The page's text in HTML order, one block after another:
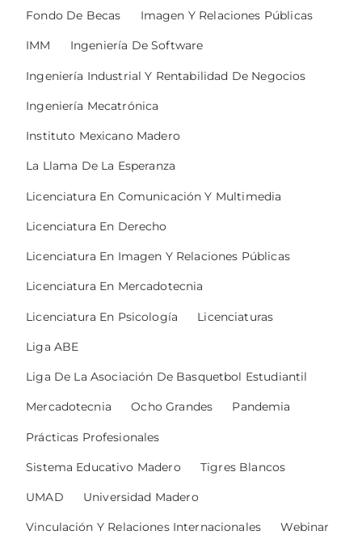
Fondo De Becas Imagen Y Relaciones Públicas
IMM Ingeniería De Software
Ingeniería Industrial Y Rentabilidad De Negocios
Ingeniería Mecatrónica
Instituto Mexicano Madero
La Llama De La Esperanza
Licenciatura En Comunicación Y Multimedia
Licenciatura En Derecho
Licenciatura En Imagen Y Relaciones Públicas
Licenciatura En Mercadotecnia
Licenciatura En Psicología Licenciaturas
Liga ABE
Liga De La Asociación De Basquetbol Estudiantil
Mercadotecnia Ocho Grandes Pandemia
Prácticas Profesionales
Sistema Educativo Madero Tigres Blancos
UMAD Universidad Madero
Vinculación Y Relaciones Internacionales Webinar